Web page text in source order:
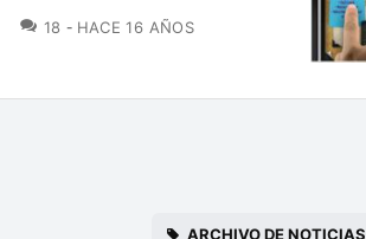
18 COMENTARIOS
HACE 16 AÑOS
ARCHIVO DE NOTICIAS